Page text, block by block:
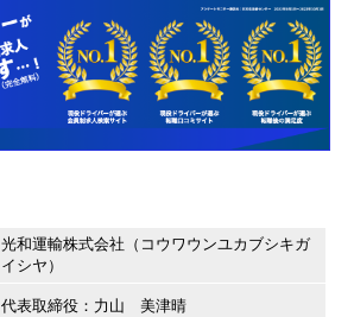
光和運輸株式会社（コウワウンユカブシキガ
イシヤ）
代表取締役：力山 美津晴